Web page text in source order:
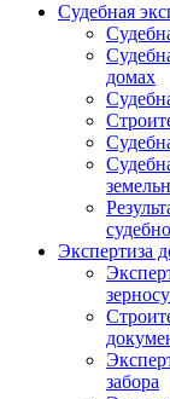
Судебная
домах
Экспертиза
забора